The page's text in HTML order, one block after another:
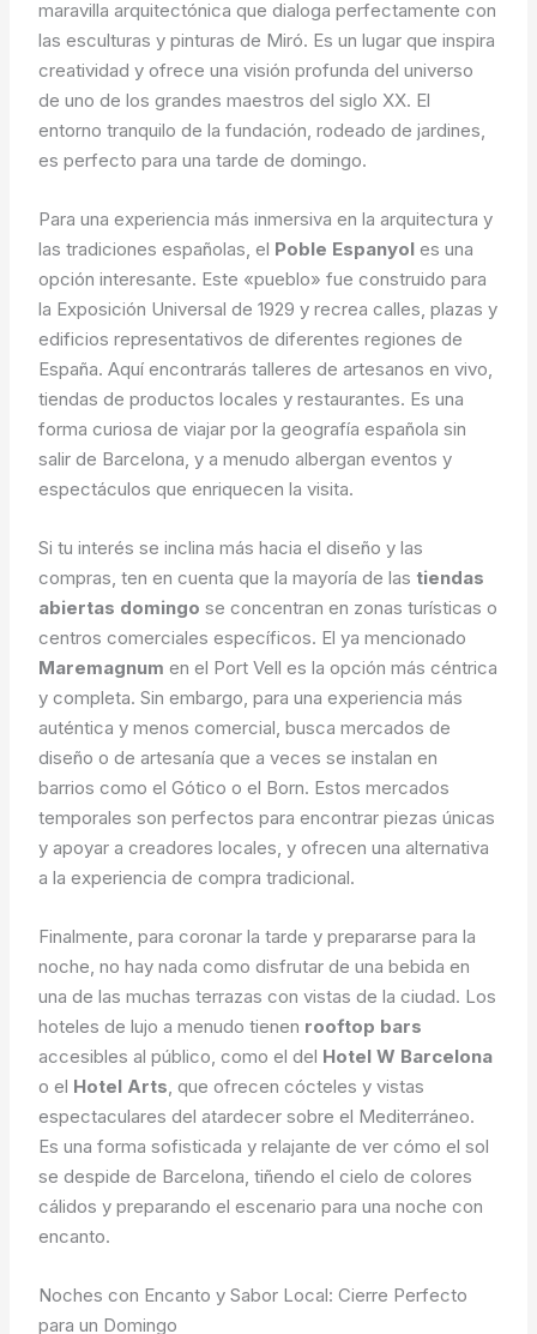
maravilla arquitectónica que dialoga perfectamente con
las esculturas y pinturas de Miró. Es un lugar que inspira
creatividad y ofrece una visión profunda del universo
de uno de los grandes maestros del siglo XX. El
entorno tranquilo de la fundación, rodeado de jardines,
es perfecto para una tarde de domingo.
Para una experiencia más inmersiva en la arquitectura y
las tradiciones españolas, el Poble Espanyol es una
opción interesante. Este «pueblo» fue construido para
la Exposición Universal de 1929 y recrea calles, plazas y
edificios representativos de diferentes regiones de
España. Aquí encontrarás talleres de artesanos en vivo,
tiendas de productos locales y restaurantes. Es una
forma curiosa de viajar por la geografía española sin
salir de Barcelona, y a menudo albergan eventos y
espectáculos que enriquecen la visita.
Si tu interés se inclina más hacia el diseño y las
compras, ten en cuenta que la mayoría de las tiendas
abiertas domingo se concentran en zonas turísticas o
centros comerciales específicos. El ya mencionado
Maremagnum en el Port Vell es la opción más céntrica
y completa. Sin embargo, para una experiencia más
auténtica y menos comercial, busca mercados de
diseño o de artesanía que a veces se instalan en
barrios como el Gótico o el Born. Estos mercados
temporales son perfectos para encontrar piezas únicas
y apoyar a creadores locales, y ofrecen una alternativa
a la experiencia de compra tradicional.
Finalmente, para coronar la tarde y prepararse para la
noche, no hay nada como disfrutar de una bebida en
una de las muchas terrazas con vistas de la ciudad. Los
hoteles de lujo a menudo tienen rooftop bars
accesibles al público, como el del Hotel W Barcelona
o el Hotel Arts, que ofrecen cócteles y vistas
espectaculares del atardecer sobre el Mediterráneo.
Es una forma sofisticada y relajante de ver cómo el sol
se despide de Barcelona, tiñendo el cielo de colores
cálidos y preparando el escenario para una noche con
encanto.
Noches con Encanto y Sabor Local: Cierre Perfecto
para un Domingo